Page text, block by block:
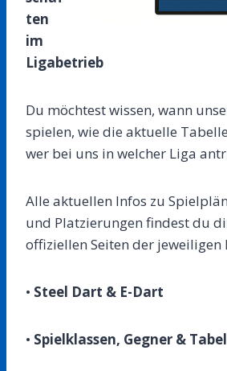
ten
im
Ligabetrieb
Du möchtest wissen, wann
spielen, wie die aktuelle
wer bei uns in welcher Liga
Alle aktuellen Infos zu
und Platzierungen findest du
offiziellen Seiten der jeweiligen
• Steel Dart & E-Dart
• Spielklassen, Gegner &